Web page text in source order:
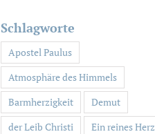
Schlagworte
Apostel Paulus
Atmosphäre des Himmels
Barmherzigkeit
Demut
der Leib Christi
Ein reines Herz